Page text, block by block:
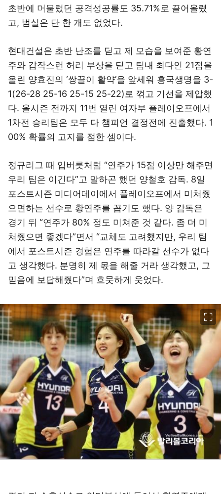
초반에 머물렀던 공격성공률도 35.71%로 끌어올렸
고, 범실은 단 한 개도 없었다.
현대건설은 초반 난조를 딛고 제 모습을 보여준 황연
주와 갑작스런 허리 부상을 딛고 팀내 최다인 21점을
올린 양효진의 ‘쌍끌이 활약’을 앞세워 흥국생명을 3-
1(26-28 25-16 25-15 25-22)로 꺾고 기선을 제압했
다. 올시즌 전까지 11번 열린 여자부 플레이오프에서
1차전 승리팀은 모두 다 챔피언 결정전에 진출했다. 1
00% 확률의 고지를 점한 셈이다.
정규리그 때 입버릇처럼 “연주가 15점 이상만 해주면
우리 팀은 이긴다”고 말하곤 했던 양철호 감독. 8일
포스트시즌 미디어데이에서 플레이오프에서 미쳐줬
으면하는 선수로 황연주를 꼽기도 했다. 양 감독은
경기 뒤 “연주가 80% 정도 미쳐준 것 같다. 좀 더 미
쳐줬으면 좋겠다”면서 “교체도 고려했지만, 우리 팀
에서 포스트시즌 경험은 연주를 따라갈 선수가 없다
고 생각했다. 분명히 제 몫을 해줄 거라 생각했고, 그
믿음에 보답해줬다”며 흐뭇하게 웃었다.